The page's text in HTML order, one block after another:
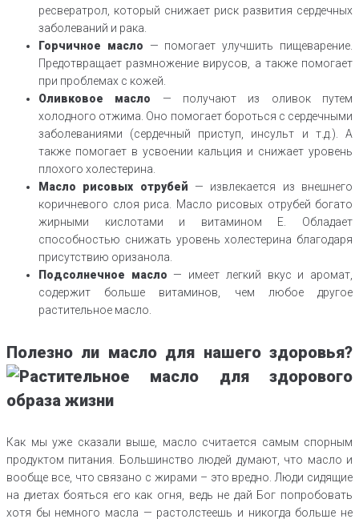
ресвератрол, который снижает риск развития сердечных
заболеваний и рака.
Горчичное масло — помогает улучшить пищеварение.
Предотвращает размножение вирусов, а также помогает
при проблемах с кожей.
Оливковое масло — получают из оливок путем
холодного отжима. Оно помогает бороться с сердечными
заболеваниями (сердечный приступ, инсульт и т.д.). А
также помогает в усвоении кальция и снижает уровень
плохого холестерина.
Масло рисовых отрубей — извлекается из внешнего
коричневого слоя риса. Масло рисовых отрубей богато
жирными кислотами и витамином Е. Обладает
способностью снижать уровень холестерина благодаря
присутствию оризанола.
Подсолнечное масло — имеет легкий вкус и аромат,
содержит больше витаминов, чем любое другое
растительное масло.
Полезно ли масло для нашего здоровья?
Как мы уже сказали выше, масло считается самым спорным
продуктом питания. Большинство людей думают, что масло и
вообще все, что связано с жирами – это вредно. Люди сидящие
на диетах бояться его как огня, ведь не дай Бог попробовать
хотя бы немного масла — растолстеешь и никогда больше не